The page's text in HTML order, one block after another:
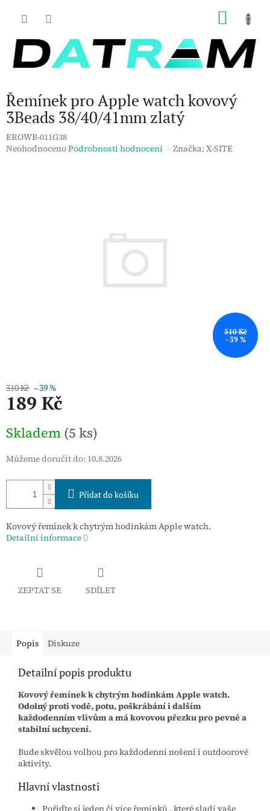
Řemínek pro Apple watch kovový
3Beads 38/40/41mm zlatý
EROWB-011G38
Průměrné
NeohodnocenoPodrobnosti hodnocení Značka:X-SITE
310 Kč
–39 %
310 Kč –39 %
189 Kč
cena:
Skladem (5 ks)
Můžeme doručit do: 10.8.2026
Přidat do košíku
Kovový řemínek k chytrým hodinkám Apple watch.
Detailní informace
ZEPTAT SE SDÍLET
Popis Diskuze
Detailní popis produktu
Kovový řemínek k chytrým hodinkám Apple watch.
Odolný proti vodě, potu, poškrábání i dalším
každodenním vlivům a má kovovou přezku pro pevné a
stabilní uchycení.
Bude skvělou volbou pro každodenní nošení i outdoorové
aktivity.
Hlavní vlastnosti
Pořiďte si jeden či více řemínků , které sladí vaše